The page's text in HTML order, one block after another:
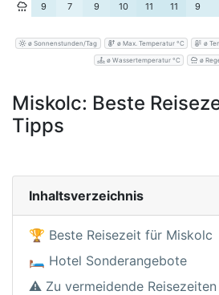
9
7 9 10 11 11 9
ø Sonnenstunden/Tag ø Max. Temperatur °C ø
ø Wassertemperatur °C ø
Miskolc: Beste
Tipps
Inhaltsverzeichnis
🏆 Beste Reisezeit für Miskolc
🛏️ Hotel Sonderangebote
⚠️ Zu vermeidende